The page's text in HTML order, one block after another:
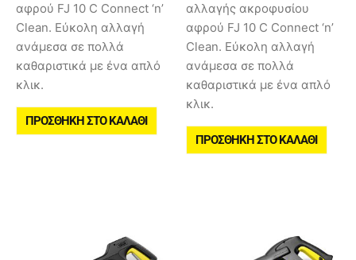
αφρού FJ 10 C Connect ‘n’
Clean. Εύκολη αλλαγή
ανάμεσα σε πολλά
καθαριστικά με ένα απλό
κλικ.
ΠΡΟΣΘΉΚΗ ΣΤΟ ΚΑΛΆΘΙ
αλλαγής ακροφυσίου
αφρού FJ 10 C Connect ‘n’
Clean. Εύκολη αλλαγή
ανάμεσα σε πολλά
καθαριστικά με ένα απλό
κλικ.
ΠΡΟΣΘΉΚΗ ΣΤΟ ΚΑΛΆΘΙ